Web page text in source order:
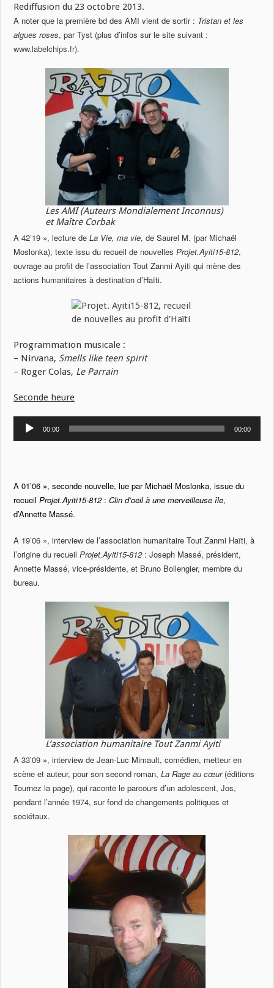
Rediffusion du 23 octobre 2013.
A noter que la première bd des AMI vient de sortir : Tristan et les
algues roses, par Tyst (plus d’infos sur le site suivant :
www.labelchips.fr).
Les AMI (Auteurs Mondialement Inconnus)
et Maître Corbak
A 42’19 », lecture deLa Vie, ma vie, de Saurel M. (par Michaël
Moslonka), texte issu du recueil de nouvellesProjet.Ayiti15-812,
ouvrage au profit de l’association Tout Zanmi Ayiti qui mène des
actions humanitaires à destination d’Haïti.
Programmation musicale :
– Nirvana, Smells like teen spirit
– Roger Colas, Le Parrain
Seconde heure
Lecteur
audio
00:00 00:00
A 01’06 », seconde nouvelle, lue par Michaël Moslonka, issue du
recueilProjet.Ayiti15-812:Clin d’oeil à une merveilleuse île,
d’Annette Massé.
A 19’06 », interview de l’association humanitaire Tout Zanmi Haïti, à
l’origine du recueilProjet.Ayiti15-812: Joseph Massé, président,
Annette Massé, vice-présidente, et Bruno Bollengier, membre du
bureau.
L’association humanitaire Tout Zanmi Ayiti
A 33’09 », interview de Jean-Luc Mimault, comédien, metteur en
scène et auteur, pour son second roman,La Rage au cœur(éditions
Tournez la page), qui raconte le parcours d’un adolescent, Jos,
pendant l’année 1974, sur fond de changements politiques et
sociétaux.